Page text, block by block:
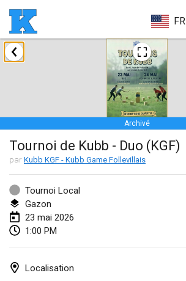
FR
Archivé
Tournoi de Kubb - Duo (KGF)
par Kubb KGF - Kubb Game Follevillais
Tournoi Local
Gazon
23 mai 2026
1:00 PM
Localisation
janvier 2026
Skuffle for the Shovel
États-Unis
Skuffle for the Shovel
17 janv. 2026|États-Unis
Winterkubb
25 janv. 2026
mars 2026
Winter Kubb Mött